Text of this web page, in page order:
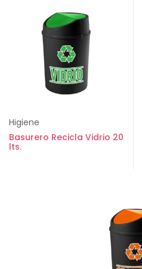
Higiene
Basurero Recicla Vidrio 20
lts.